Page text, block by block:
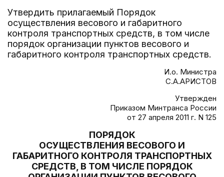
Утвердить прилагаемый Порядок
осуществления весового и габаритного
контроля транспортных средств, в том числе
порядок организации пунктов весового и
габаритного контроля транспортных средств.
И.о. Министра
С.А.АРИСТОВ
Утвержден
Приказом Минтранса России
от 27 апреля 2011 г. N 125
ПОРЯДОК
ОСУЩЕСТВЛЕНИЯ ВЕСОВОГО И
ГАБАРИТНОГО КОНТРОЛЯ ТРАНСПОРТНЫХ
СРЕДСТВ, В ТОМ ЧИСЛЕ ПОРЯДОК